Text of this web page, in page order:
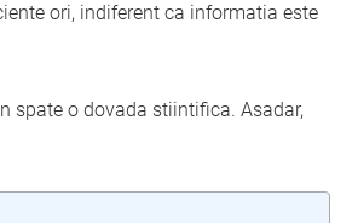
ori, indiferent ca informatia este
spate o dovada stiintifica. Asadar,